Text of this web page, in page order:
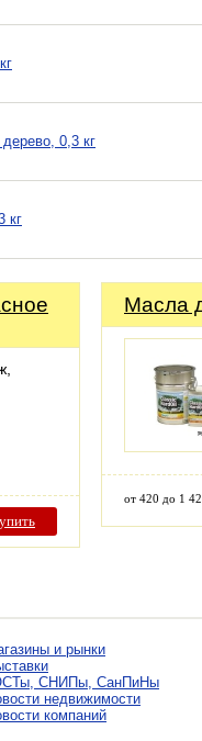
0,3 кг
кг
Масла
от 420 до 1
и рынки
СНИПы, СанПиНы
недвижимости
компаний